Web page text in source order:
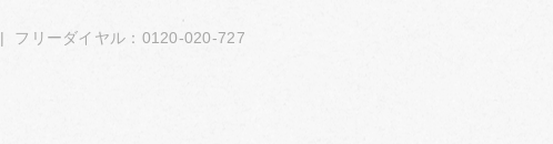
| フリーダイヤル：0120-020-727